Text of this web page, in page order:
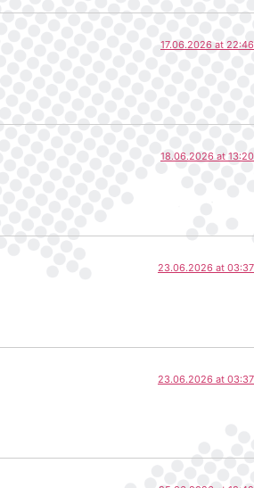
17.06.2026 at 22:46
18.06.2026 at 13:20
23.06.2026 at 03:37
23.06.2026 at 03:37